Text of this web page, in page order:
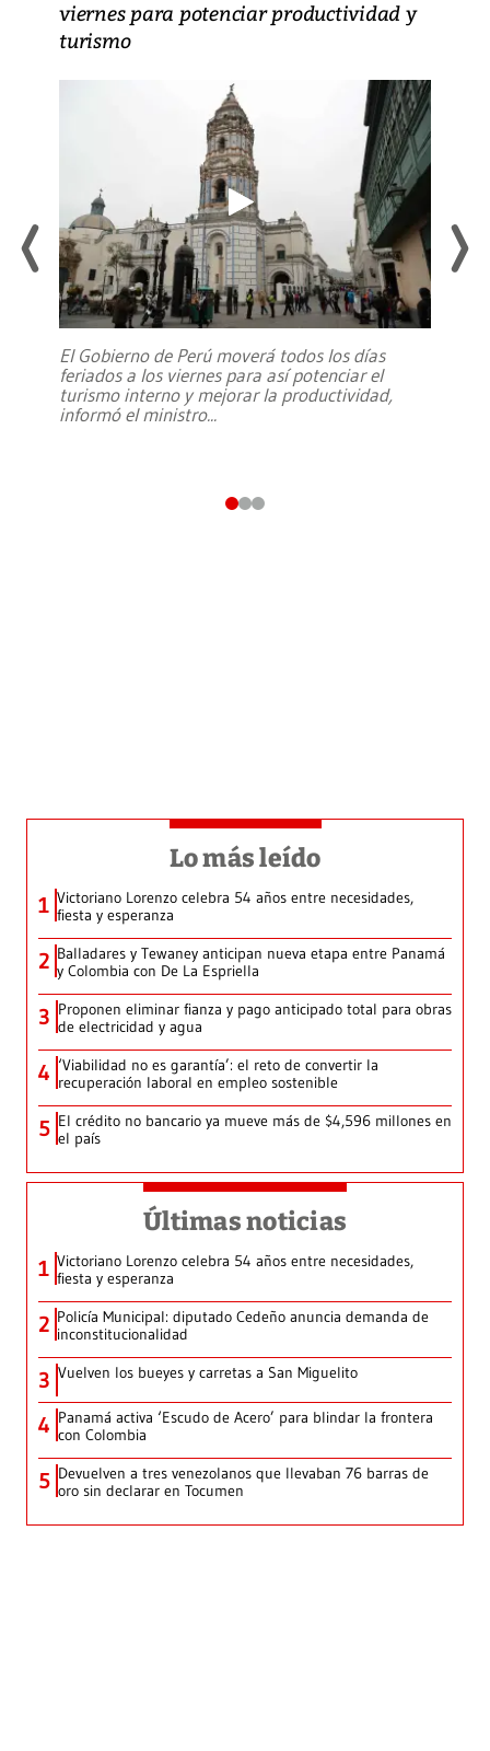
viernes para potenciar productividad y
turismo
El Gobierno de Perú moverá todos los días
feriados a los viernes para así potenciar el
turismo interno y mejorar la productividad,
informó el ministro...
Lo más leído
1 Victoriano Lorenzo celebra 54 años entre necesidades,
fiesta y esperanza
2 Balladares y Tewaney anticipan nueva etapa entre Panamá
y Colombia con De La Espriella
3 Proponen eliminar fianza y pago anticipado total para obras
de electricidad y agua
4 ‘Viabilidad no es garantía’: el reto de convertir la
recuperación laboral en empleo sostenible
5 El crédito no bancario ya mueve más de $4,596 millones en
el país
Últimas noticias
1 Victoriano Lorenzo celebra 54 años entre necesidades,
fiesta y esperanza
2 Policía Municipal: diputado Cedeño anuncia demanda de
inconstitucionalidad
3 Vuelven los bueyes y carretas a San Miguelito
4 Panamá activa ‘Escudo de Acero’ para blindar la frontera
con Colombia
5 Devuelven a tres venezolanos que llevaban 76 barras de
oro sin declarar en Tocumen